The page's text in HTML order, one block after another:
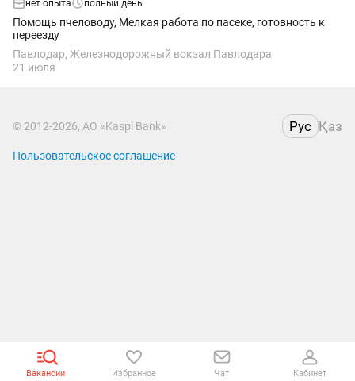
нет опыта полный день
Помощь пчеловоду, Мелкая работа по пасеке, готовность к
переезду
Павлодар, Железнодорожный вокзал Павлодара
21 июля
© 2012-2026, АО «Kaspi Bank» Рус Қаз
Пользовательское соглашение
Вакансии Избранное Чат Кабинет